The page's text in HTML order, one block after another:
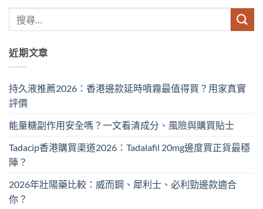
近期文章
持久液推薦2026：香港邊款延時噴霧最值得買？用家真實
評價
能量糖副作用安全嗎？一文看清成分、風險與購買貼士
Tadacip香港購買渠道2026：Tadalafil 20mg邊度買正貨最穩
陣？
2026年壯陽藥比較：威而鋼、犀利士、必利勁邊款適合
你？